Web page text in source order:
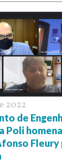
2022
de
Poli
Fleury